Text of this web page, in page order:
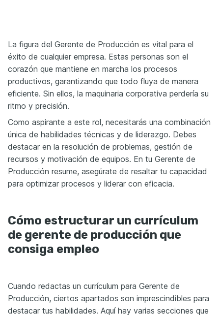
Tecnología Industrial
innovaciones tecnológicas
que pueden mejorar la
eficiencia de la producción.
La figura del Gerente de Producción es vital para el
éxito de cualquier empresa. Estas personas son el
corazón que mantiene en marcha los procesos
productivos, garantizando que todo fluya de manera
eficiente. Sin ellos, la maquinaria corporativa perdería su
ritmo y precisión.
Como aspirante a este rol, necesitarás una combinación
única de habilidades técnicas y de liderazgo. Debes
destacar en la resolución de problemas, gestión de
recursos y motivación de equipos. En tu Gerente de
Producción resume, asegúrate de resaltar tu capacidad
para optimizar procesos y liderar con eficacia.
Cómo estructurar un currículum
de gerente de producción que
consiga empleo
Cuando redactas un currículum para Gerente de
Producción, ciertos apartados son imprescindibles para
destacar tus habilidades. Aquí hay varias secciones que